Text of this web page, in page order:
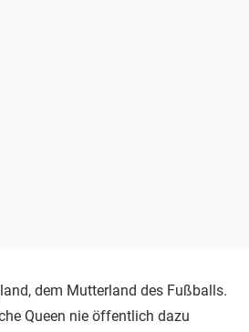
dem Mutterland des Fußballs.
Queen nie öffentlich dazu